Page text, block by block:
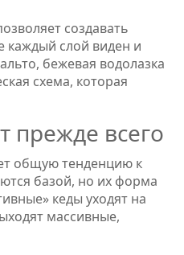
создавать
каждый слой виден и
бежевая водолазка
схема, которая
прежде всего
общую тенденцию к
базой, но их форма
кеды уходят на
массивные,